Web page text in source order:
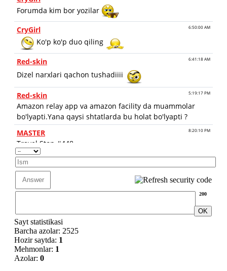
200
Sayt statistikasi
Barcha azolar: 2525
Hozir saytda: 1
Mehmonlar: 1
Azolar: 0